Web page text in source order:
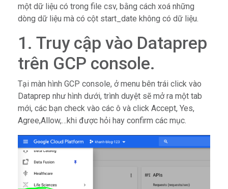
một dữ liệu có trong file csv, bằng cách xoá những
dòng dữ liệu mà có cột start_date không có dữ liệu.
1. Truy cập vào Dataprep
trên GCP console.
Tại màn hình GCP console, ở menu bên trái click vào
Dataprep như hình dưới, trình duyệt sẽ mở ra một tab
mới, các bạn check vào các ô và click Accept, Yes,
Agree,Allow,…khi được hỏi hay confirm các mục.